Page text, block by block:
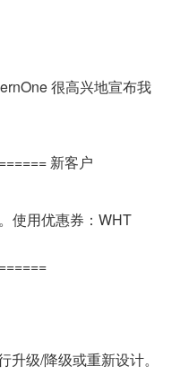
很高兴地宣布我
新客户
使用优惠券：WHT
级/降级或重新设计。